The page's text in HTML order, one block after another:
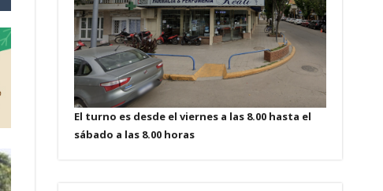
El turno es desde el viernes a las 8.00 hasta el
sábado a las 8.00 horas